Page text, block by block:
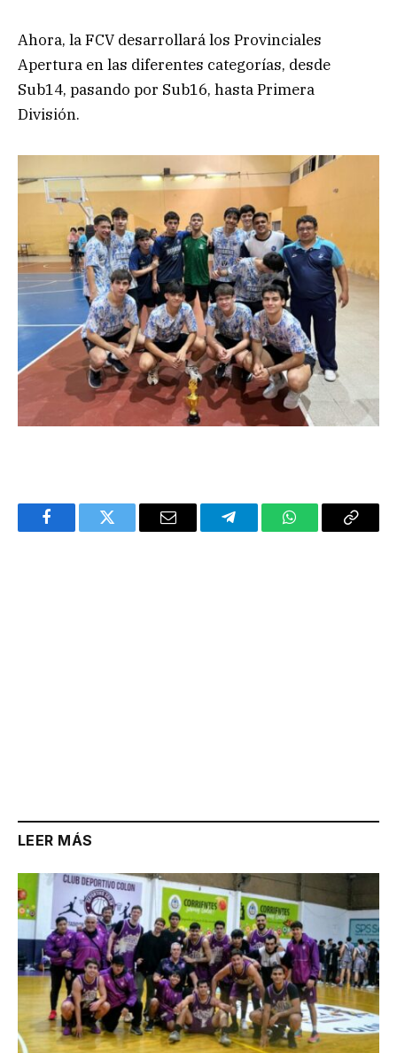
Ahora, la FCV desarrollará los Provinciales
Apertura en las diferentes categorías, desde
Sub14, pasando por Sub16, hasta Primera
División.
FacebookTwitter Email TelegramWhatsAppCopy
LEER MÁS